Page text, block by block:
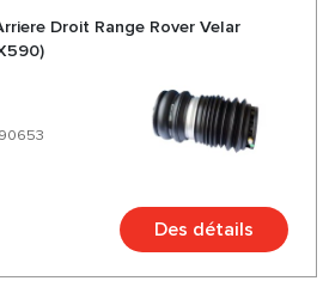
Droit Range Rover Velar
Des détails